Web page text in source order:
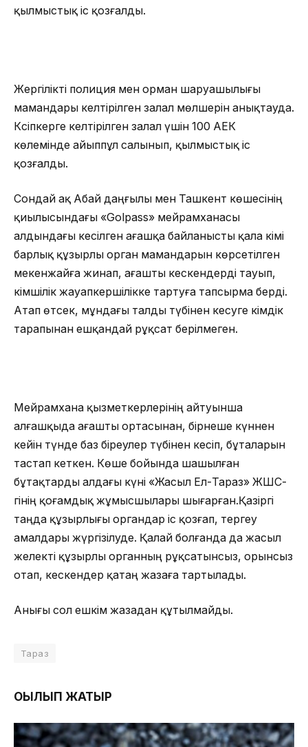
қылмыстық іс қозғалды.
Жергілікті полиция мен орман шаруашылығы
мамандары келтірілген залал мөлшерін анықтауда.
Кәсіпкерге келтірілген залал үшін 100 АЕК
көлемінде айыппұл салынып, қылмыстық іс
қозғалды.
Сондай ақ Абай даңғылы мен Ташкент көшесінің
қиылысындағы «Golpass» мейрамханасы
алдындағы кесілген ағашқа байланысты қала әкімі
барлық құзырлы орган мамандарын көрсетілген
мекенжайға жинап, ағашты кескендерді тауып,
әкімшілік жауапкершілікке тартуға тапсырма берді.
Атап өтсек, мұндағы талды түбінен кесуге әкімдік
тарапынан ешқандай рұқсат берілмеген.
Мейрамхана қызметкерлерінің айтуынша
алғашқыда ағашты ортасынан, бірнеше күннен
кейін түнде баз біреулер түбінен кесіп, бұталарын
тастап кеткен. Көше бойында шашылған
бұтақтарды алдағы күні «Жасыл Ел-Тараз» ЖШС-
гінің қоғамдық жұмысшылары шығарған.Қазіргі
таңда құзырлығы органдар іс қозғап, тергеу
амалдары жүргізілуде. Қалай болғанда да жасыл
желекті құзырлы органның рұқсатынсыз, орынсыз
отап, кескендер қатаң жазаға тартылады.
Анығы сол ешкім жазадан құтылмайды.
Тараз
ОҚЫЛЫП ЖАТЫР